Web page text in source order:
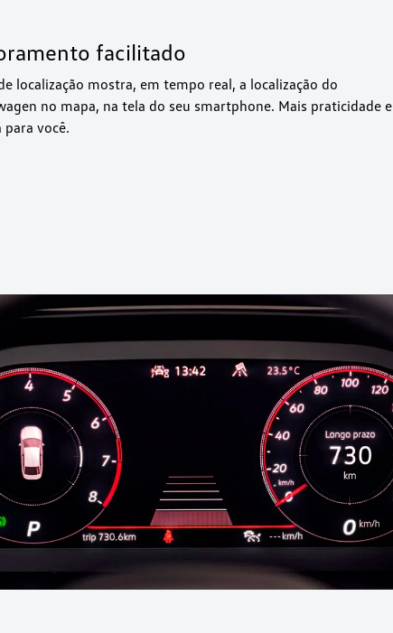
facilitado
localização mostra, em tempo real, a localização do
no mapa, na tela do seu smartphone. Mais praticidade e
para você.